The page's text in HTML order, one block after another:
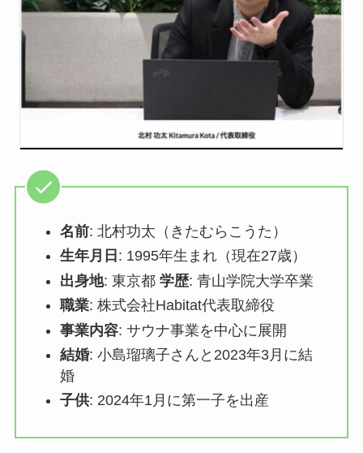
名前: 北村功太（きたむらこうた）
生年月日 : 1995年生まれ（現在27歳）
出身地: 東京都 学歴: 青山学院大学卒業
職業: 株式会社Habitat代表取締役
事業内容: サウナ事業を中心に展開
結婚: 小島瑠璃子さんと2023年3月に結
婚
子供: 2024年1月に第一子を出産